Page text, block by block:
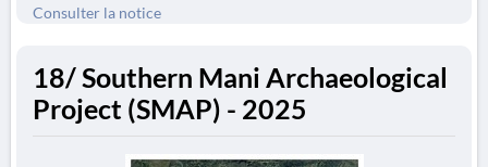
Consulter la notice
18/ Southern Mani Archaeological
Project (SMAP) - 2025